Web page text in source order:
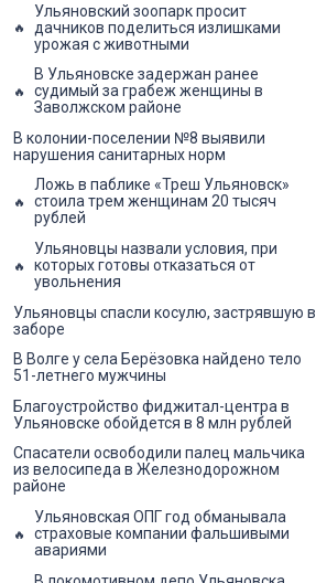
Ульяновский зоопарк просит
дачников поделиться излишками
урожая с животными
В Ульяновске задержан ранее
судимый за грабеж женщины в
Заволжском районе
В колонии-поселении №8 выявили
нарушения санитарных норм
Ложь в паблике «Треш Ульяновск»
стоила трем женщинам 20 тысяч
рублей
Ульяновцы назвали условия, при
которых готовы отказаться от
увольнения
Ульяновцы спасли косулю, застрявшую в
заборе
В Волге у села Берёзовка найдено тело
51-летнего мужчины
Благоустройство фиджитал-центра в
Ульяновске обойдется в 8 млн рублей
Спасатели освободили палец мальчика
из велосипеда в Железнодорожном
районе
Ульяновская ОПГ год обманывала
страховые компании фальшивыми
авариями